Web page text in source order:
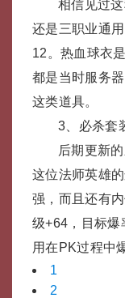
相信见过
还是三职业通
12。热血球衣
都是当时服务
这类道具。
3、必杀套
后期更新
这位法师英雄
强，而且还有
级+64，目标爆
用在PK过程中
1
2